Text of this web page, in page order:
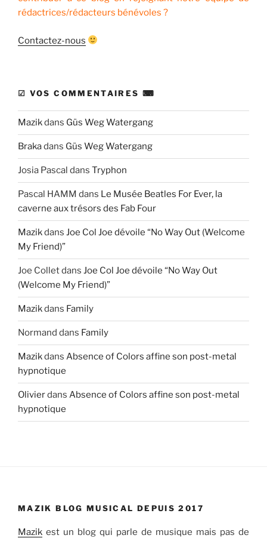
rédactrices/rédacteurs bénévoles ?
Contactez-nous
☑ VOS COMMENTAIRES ⌨
Mazikdans Güs Weg Watergang
Brakadans Güs Weg Watergang
Josia Pascal dans Tryphon
Pascal HAMM dans Le Musée Beatles For Ever, la
caverne aux trésors des Fab Four
Mazikdans Joe Col Joe dévoile “No Way Out (Welcome
My Friend)”
Joe Colletdans Joe Col Joe dévoile “No Way Out
(Welcome My Friend)”
Mazikdans Family
Normand dans Family
Mazikdans Absence of Colors affine son post-metal
hypnotique
Olivierdans Absence of Colors affine son post-metal
hypnotique
MAZIK BLOG MUSICAL DEPUIS 2017
Mazik est un blog qui parle de musique mais pas de